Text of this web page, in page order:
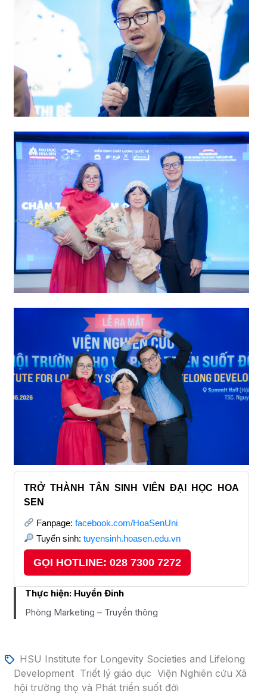
TRỞ THÀNH TÂN SINH VIÊN ĐẠI HỌC HOA
SEN
Fanpage: facebook.com/HoaSenUni
Tuyển sinh: tuyensinh.hoasen.edu.vn
GỌI HOTLINE: 028 7300 7272
Thực hiện: Huyền Đinh
Phòng Marketing – Truyền thông
HSU Institute for Longevity Societies and Lifelong
Development Triết lý giáo dục Viện Nghiên cứu Xã
hội trường thọ và Phát triển suốt đời